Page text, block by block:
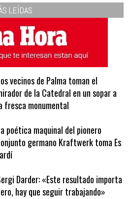
LEÍDAS
vecinos de Palma toman el
de la Catedral en un sopar a
fresca monumental
poética maquinal del pionero
germano Kraftwerk toma Es
Darder: «Este resultado importa
hay que seguir trabajando»